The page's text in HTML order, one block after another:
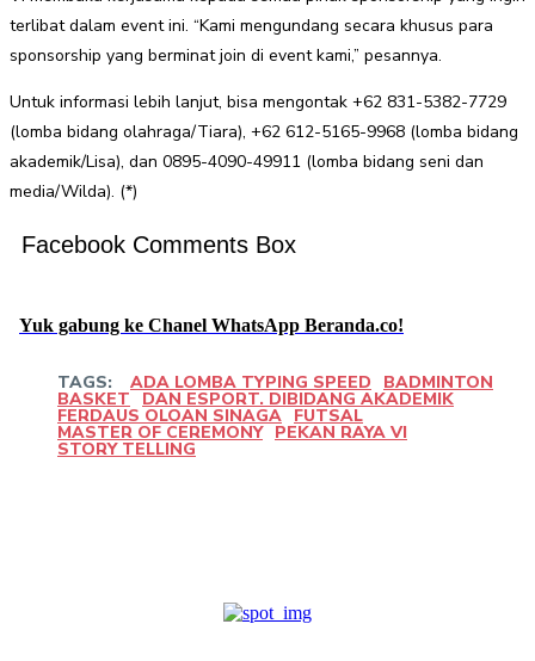
terlibat dalam event ini. “Kami mengundang secara khusus para
sponsorship yang berminat join di event kami,” pesannya.
Untuk informasi lebih lanjut, bisa mengontak +62 831-5382-7729
(lomba bidang olahraga/Tiara), +62 612-5165-9968 (lomba bidang
akademik/Lisa), dan 0895-4090-49911 (lomba bidang seni dan
media/Wilda). (*)
Facebook Comments Box
Yuk gabung ke Chanel WhatsApp Beranda.co!
TAGS: ADA LOMBA TYPING SPEED BADMINTON
BASKET DAN ESPORT. DIBIDANG AKADEMIK
FERDAUS OLOAN SINAGA FUTSAL
MASTER OF CEREMONY PEKAN RAYA VI
STORY TELLING